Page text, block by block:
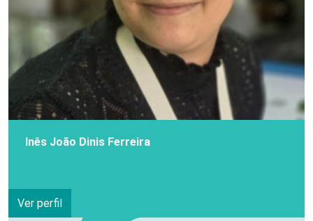
Inês João Dinis Ferreira
Ver perfil